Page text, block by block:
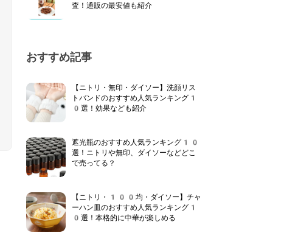
査！通販の最安値も紹介
おすすめ記事
【ニトリ・無印・ダイソー】洗顔リス
トバンドのおすすめ人気ランキング1
0選！効果なども紹介
遮光瓶のおすすめ人気ランキング10
選！ニトリや無印、ダイソーなどどこ
で売ってる？
【ニトリ・100均・ダイソー】チャ
ーハン皿のおすすめ人気ランキング1
0選！本格的に中華が楽しめる